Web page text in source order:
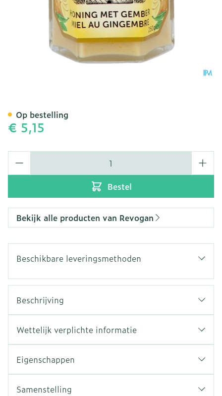
€ 5,15
Bestel
Op bestelling
Bekijk alle producten van Revogan
Beschikbare leveringsmethoden
Beschrijving
Wettelijk verplichte informatie
Eigenschappen
Samenstelling